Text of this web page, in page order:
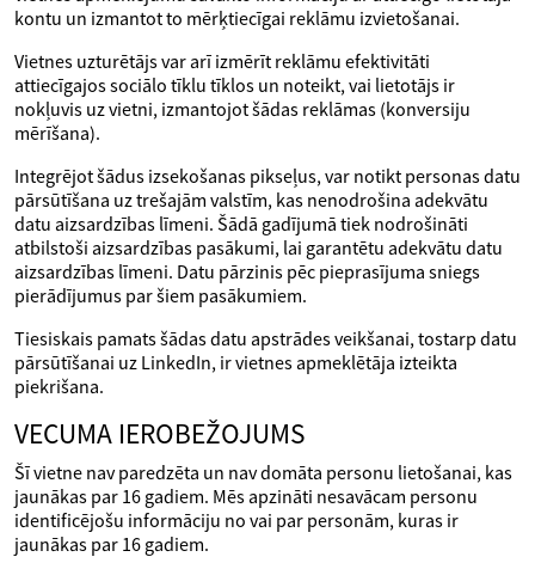
kontu un izmantot to mērķtiecīgai reklāmu izvietošanai.
Vietnes uzturētājs var arī izmērīt reklāmu efektivitāti
attiecīgajos sociālo tīklu tīklos un noteikt, vai lietotājs ir
nokļuvis uz vietni, izmantojot šādas reklāmas (konversiju
mērīšana).
Integrējot šādus izsekošanas pikseļus, var notikt personas datu
pārsūtīšana uz trešajām valstīm, kas nenodrošina adekvātu
datu aizsardzības līmeni. Šādā gadījumā tiek nodrošināti
atbilstoši aizsardzības pasākumi, lai garantētu adekvātu datu
aizsardzības līmeni. Datu pārzinis pēc pieprasījuma sniegs
pierādījumus par šiem pasākumiem.
Tiesiskais pamats šādas datu apstrādes veikšanai, tostarp datu
pārsūtīšanai uz LinkedIn, ir vietnes apmeklētāja izteikta
piekrišana.
VECUMA IEROBEŽOJUMS
Šī vietne nav paredzēta un nav domāta personu lietošanai, kas
jaunākas par 16 gadiem. Mēs apzināti nesavācam personu
identificējošu informāciju no vai par personām, kuras ir
jaunākas par 16 gadiem.